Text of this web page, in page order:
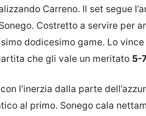
Carreno. Il set segue
Costretto a servire per
dodicesimo game. Lo
che gli vale un meritato 5-
l’inerzia dalla parte
al primo. Sonego cala